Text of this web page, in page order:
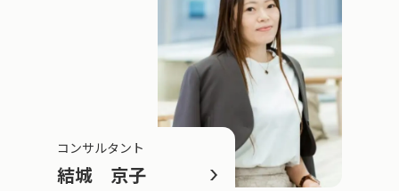
コンサルタント
結城 京子